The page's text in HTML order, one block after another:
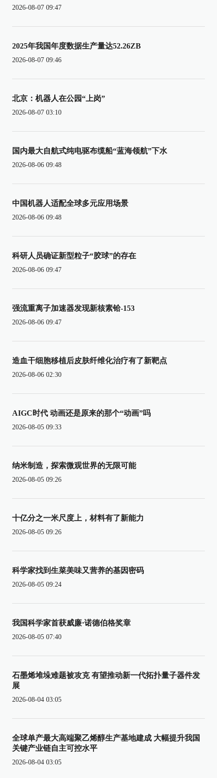
2026-08-07 09:47
2025年我国年度数据生产量达52.26ZB
2026-08-07 09:46
北京：机器人在公园“上岗”
2026-08-07 03:10
国内最大自航式纯电驱布缆船“蓝海领航”下水
2026-08-06 09:48
中国机器人适配全球多元应用场景
2026-08-06 09:48
科研人员确证新型粒子“胶球”的存在
2026-08-06 09:47
强流重离子加速器发现新核素铪-153
2026-08-06 09:47
造血干细胞移植后皮肤纤维化治疗有了新靶点
2026-08-06 02:30
AIGC时代 动画还是原来的那个“动画”吗
2026-08-05 09:33
纳米制造，探索微观世界的无限可能
2026-08-05 09:26
十亿分之一米尺度上，材料有了新能力
2026-08-05 09:26
科学家找到生菜美味又营养的基因密码
2026-08-05 09:24
我国科学家首获威廉·诺德伯格奖章
2026-08-05 07:40
石墨烯堆垛难题被攻克 有望推动新一代拓扑量子器件发
展
2026-08-04 03:05
全球单产最大高端聚乙烯醇生产基地建成 大幅提升我国
关键产业链自主可控水平
2026-08-04 03:05